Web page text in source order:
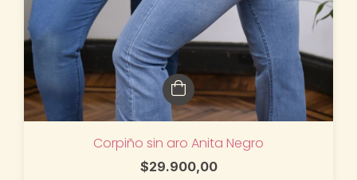
Corpiño sin aro Anita Negro
$29.900,00